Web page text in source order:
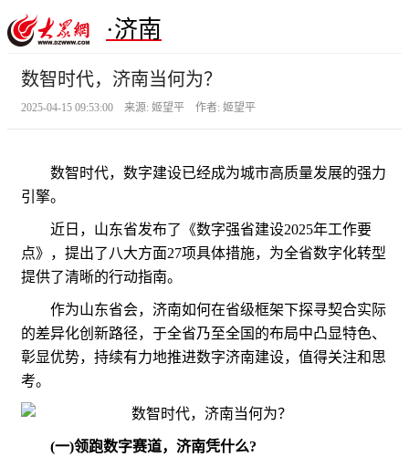
·济南
数智时代，济南当何为？
2025-04-15 09:53:00 来源: 姬望平 作者: 姬望平
数智时代，数字建设已经成为城市高质量发展的强力
引擎。
近日，山东省发布了《数字强省建设2025年工作要
点》，提出了八大方面27项具体措施，为全省数字化转型
提供了清晰的行动指南。
作为山东省会，济南如何在省级框架下探寻契合实际
的差异化创新路径，于全省乃至全国的布局中凸显特色、
彰显优势，持续有力地推进数字济南建设，值得关注和思
考。
(一)领跑数字赛道，济南凭什么?